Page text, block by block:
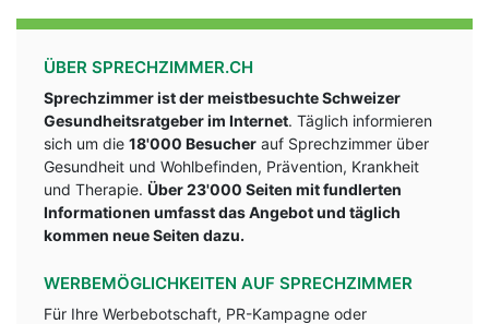
ÜBER SPRECHZIMMER.CH
Sprechzimmer ist der meistbesuchte Schweizer
Gesundheitsratgeber im Internet. Täglich informieren
sich um die 18'000 Besucher auf Sprechzimmer über
Gesundheit und Wohlbefinden, Prävention, Krankheit
und Therapie. Über 23'000 Seiten mit fundlerten
Informationen umfasst das Angebot und täglich
kommen neue Seiten dazu.
WERBEMÖGLICHKEITEN AUF SPRECHZIMMER
Für Ihre Werbebotschaft, PR-Kampagne oder